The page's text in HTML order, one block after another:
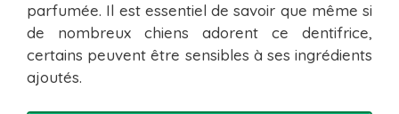
parfumée. Il est essentiel de savoir que même si
de nombreux chiens adorent ce dentifrice,
certains peuvent être sensibles à ses ingrédients
ajoutés.